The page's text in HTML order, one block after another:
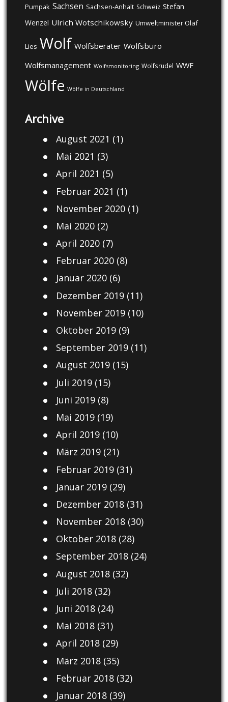
Pumpak Sachsen Sachsen-Anhalt Schweiz Stefan
Wenzel Ulrich Wotschikowsky Umweltminister Olaf
Lies Wolf Wolfsberater Wolfsbüro
Wolfsmanagement Wolfsmonitoring Wolfsrudel WWF
Wölfe Wölfe in Deutschland
Archive
August 2021 (1)
Mai 2021 (3)
April 2021 (5)
Februar 2021 (1)
November 2020(1)
Mai 2020(2)
April 2020(7)
Februar 2020(8)
Januar 2020(6)
Dezember 2019(11)
November 2019(10)
Oktober 2019(9)
September 2019(11)
August 2019(15)
Juli 2019(15)
Juni 2019(8)
Mai 2019(19)
April 2019(10)
März 2019(21)
Februar 2019(31)
Januar 2019(29)
Dezember 2018(31)
November 2018(30)
Oktober 2018(28)
September 2018(24)
August 2018(32)
Juli 2018(32)
Juni 2018(24)
Mai 2018(31)
April 2018(29)
März 2018(35)
Februar 2018(32)
Januar 2018(39)